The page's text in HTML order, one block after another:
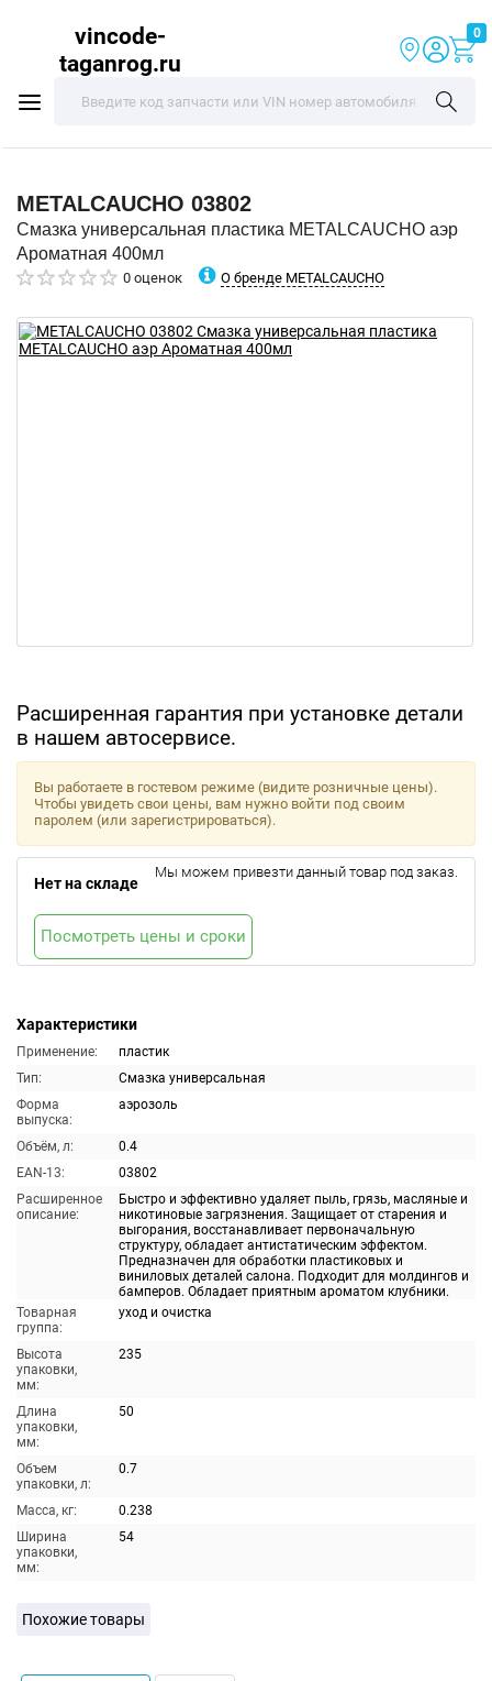
vincode-
taganrog.ru
0
METALCAUCHO 03802
Смазка универсальная пластика METALCAUCHO аэр
Ароматная 400мл
0 оценок О бренде METALCAUCHO
Расширенная гарантия при установке детали
в нашем автосервисе.
Характеристики
Применение:
пластик
Тип:
Смазка универсальная
Форма
выпуска:
аэрозоль
Объём, л:
0.4
EAN-13:
03802
Расширенное
описание:
Быстро и эффективно удаляет пыль, грязь, масляные и
никотиновые загрязнения. Защищает от старения и
выгорания, восстанавливает первоначальную
структуру, обладает антистатическим эффектом.
Предназначен для обработки пластиковых и
виниловых деталей салона. Подходит для молдингов и
бамперов. Обладает приятным ароматом клубники.
Товарная
группа:
уход и очистка
Высота
упаковки,
мм:
235
Длина
упаковки,
мм:
50
Объем
упаковки, л:
0.7
Масса, кг:
0.238
Ширина
упаковки,
мм:
54
Вы работаете в гостевом режиме (видите розничные цены).
Чтобы увидеть свои цены, вам нужно войти под своим
паролем (или зарегистрироваться).
Нет на складе
Мы можем привезти данный товар под заказ.
Посмотреть цены и сроки
Похожие товары